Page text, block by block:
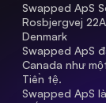
Swapped ApS
Rosbjergvej
Denmark
Swapped ApS
Canada như
Tiền tệ.
Swapped ApS